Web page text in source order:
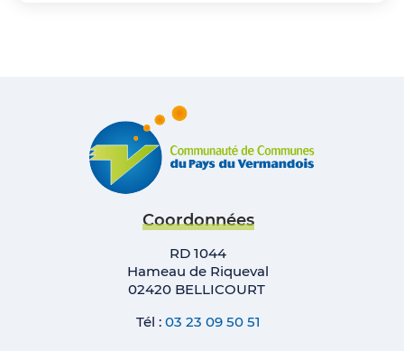
Coordonnées
RD 1044
Hameau de Riqueval
02420 BELLICOURT
Tél : 03 23 09 50 51